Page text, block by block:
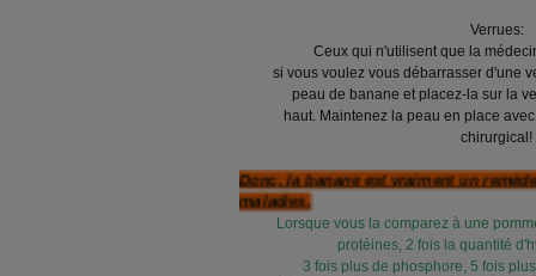
Verrues:
Ceux qui n'utilisent que la
si vous voulez vous débarrasser d'une
peau de banane et placez-la sur la
haut. Maintenez la peau en place
chirurgical!
Donc, la banane est vraiment un
maladies.
Lorsque vous la comparez à une
protéines, 2 fois la quantité
3 fois plus de phosphore, 5 fois